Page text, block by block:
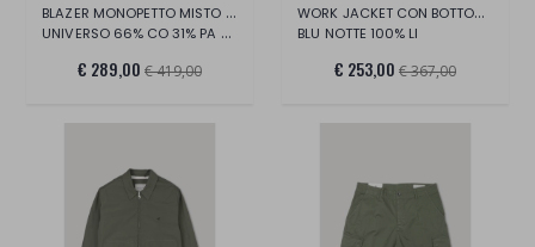
BLAZER MONOPETTO MISTO COTONE STRETCH
UNIVERSO 66% CO 31% PA 3% EA
€ 289,00 € 419,00
WORK JACKET CON BOTTONI, TESSUTO LINO
BLU NOTTE 100% LI
€ 253,00 € 367,00